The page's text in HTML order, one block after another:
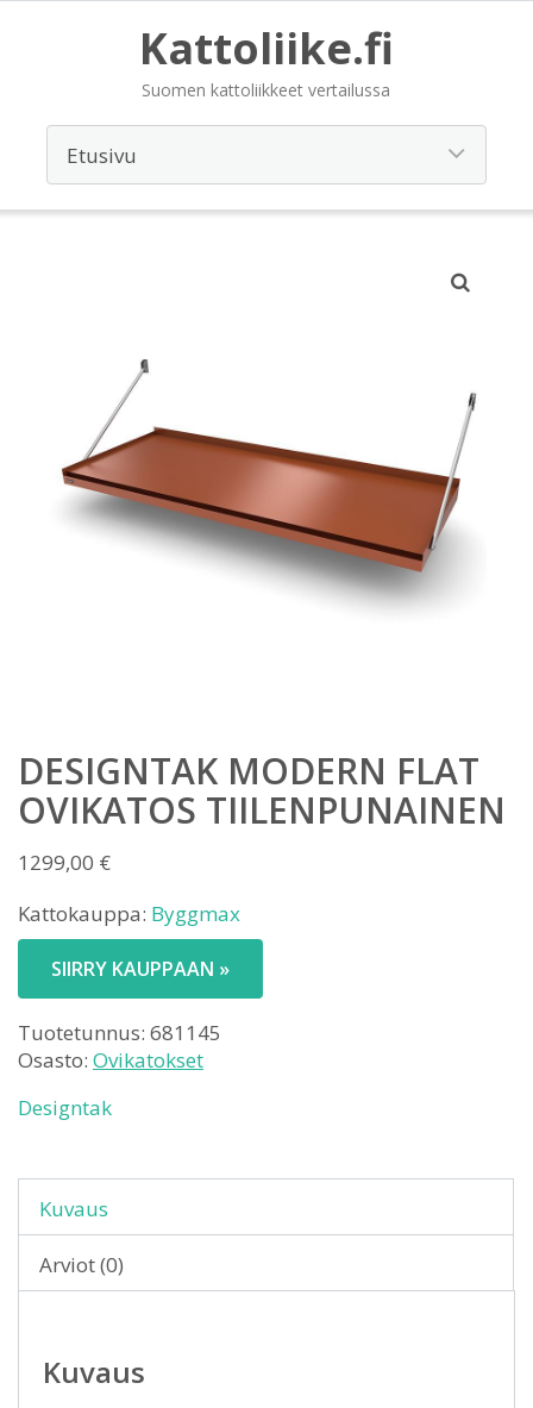
Kattoliike.fi
Suomen kattoliikkeet vertailussa
DESIGNTAK MODERN FLAT
OVIKATOS TIILENPUNAINEN
1299,00 €
Kattokauppa: Byggmax
SIIRRY KAUPPAAN »
Tuotetunnus: 681145
Osasto: Ovikatokset
Designtak
Kuvaus
Arviot (0)
Kuvaus